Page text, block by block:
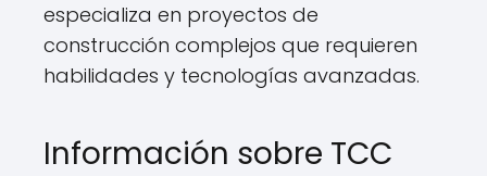
especializa en proyectos de
construcción complejos que requieren
habilidades y tecnologías avanzadas.
Información sobre TCC